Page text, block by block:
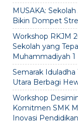
MUSAKA:
Bikin Dompet
Workshop RKJM
Sekolah yang
Muhammadiyah 1
Semarak
Utara Berbagi
Workshop
Komitmen SMK
Inovasi Pendidikan